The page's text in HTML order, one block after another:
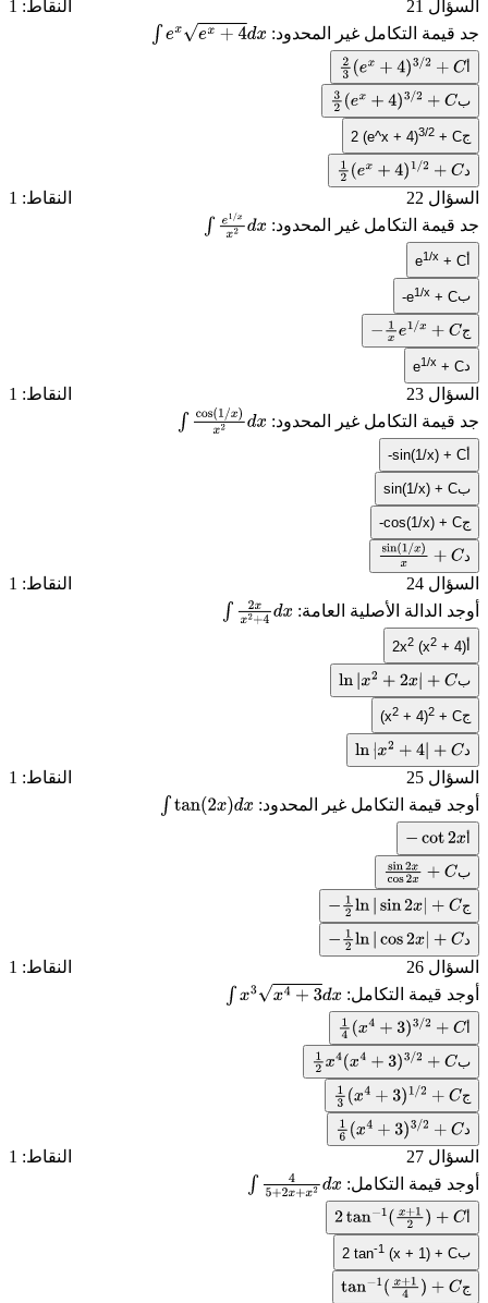
السؤال 21
النقاط: 1
جد قيمة التكامل غير المحدود:
∫ ex x +4 x
2 3(e +4 )3/ +
C
ب
3 2(e +4 )3/ +
C
ج
2 (e^x + 4)3/2 + C
1 2(e +4 )1/ + C
السؤال 22
النقاط: 1
جد قيمة التكامل غير المحدود:
e1/xx2d
e1/x + C
ب -e1/x + C
ج 1xe 1
C
e1/x + C
السؤال 23
النقاط: 1
جد قيمة التكامل غير المحدود:
(1 x2d
-sin(1/x) + C
بsin(1/x) + C
ج-cos(1/x) + C
sin(1 + C
السؤال 24
النقاط: 1
أوجد الدالة الأصلية العامة:
2xx2 +4d
2x2 (x2 + 4)
ب ln |x2 2x |+C
ج
(x2 + 4)2 + C
ln |x2 4|+C
السؤال 25
النقاط: 1
أوجد قيمة التكامل غير المحدود:
∫ tan(2x)dx
cot2 x
ب
sin2x cos2x
+C ج 12ln| sin2x|+C
12ln| cos2x|+C
السؤال 26
النقاط: 1
أوجد قيمة التكامل:
∫ x3 4 +3 dx
1 4(x +3 )3/2 +
ب
12x 4(x +3) 3/2 +
ج
1 3(x +3 )1/2 +
1 6(x +3 )3/2 +
السؤال 27
النقاط: 1
أوجد قيمة التكامل:
∫ 45+2x+x 2dx
2 tan− x +12) +
C
ب
2 tan-1 (x + 1) + C
ج tan (x+14 )+
C